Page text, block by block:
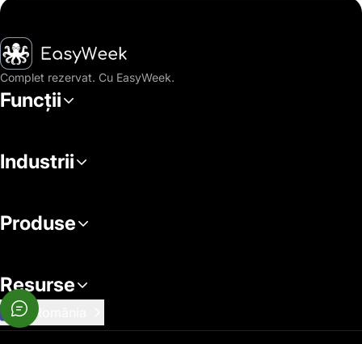
Pagina principală
Complet rezervat. Cu EasyWeek.
Funcții
Industrii
Produse
Resurse
România